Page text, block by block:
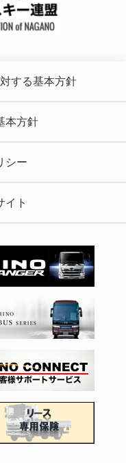
する基本方針
本方針
シー
イト